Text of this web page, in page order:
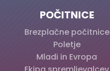
POČITNICE
Brezplačne počitnice
Poletje
Mladi in Evropa